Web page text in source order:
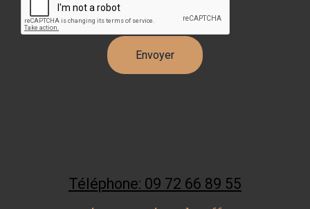
Téléphone: 09 72 66 89 55